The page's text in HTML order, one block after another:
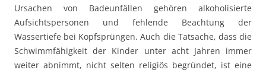
Ursachen von Badeunfällen gehören alkoholisierte
Aufsichtspersonen und fehlende Beachtung der
Wassertiefe bei Kopfsprüngen. Auch die Tatsache, dass die
Schwimmfähigkeit der Kinder unter acht Jahren immer
weiter abnimmt, nicht selten religiös begründet, ist eine